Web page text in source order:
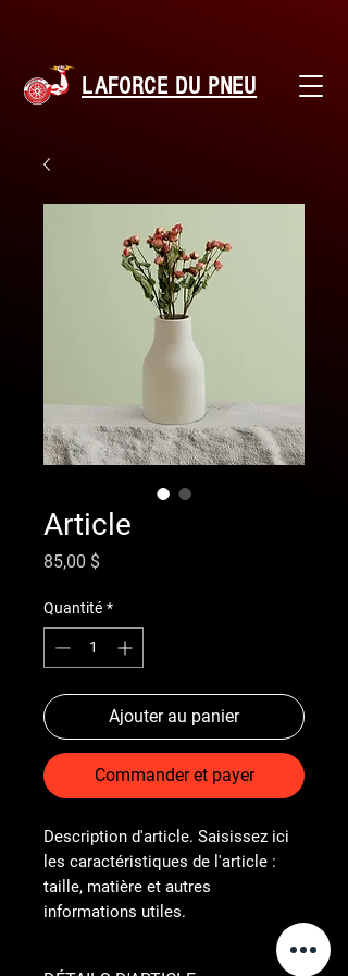
LAFORCE DU PNEU
Article
85,00 $
Quantité *
Ajouter au panier
Commander et payer
Description d'article. Saisissez ici
les caractéristiques de l'article :
taille, matière et autres
informations utiles.